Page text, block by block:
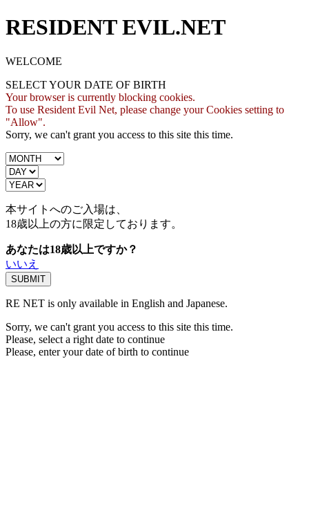
RESIDENT EVIL.NET
WELCOME
SELECT YOUR DATE OF BIRTH
Your browser is currently blocking cookies.
To use Resident Evil Net, please change your Cookies setting to
"Allow".
Sorry, we can't grant you access to this site this time.
本サイトへのご入場は、
18歳以上の方に限定しております。
あなたは18歳以上ですか？
いいえ
RE NET is only available in English and Japanese.
Sorry, we can't grant you access to this site this time.
Please, select a right date to continue
Please, enter your date of birth to continue